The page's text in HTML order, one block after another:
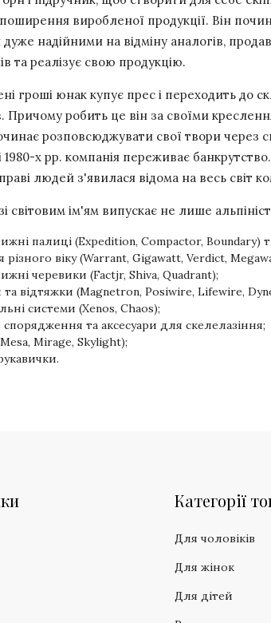
виробленої продукції. Він
надійними на відміну аналогів,
та реалізує свою продукцію.
гроші юнак купує прес і переходить до
Причому робить це він за своїми
розповсюджувати свої твори через
1980-х рр. компанія переживає
людей з'явилася відома на весь світ
світовим ім'ям випускає не лише
палиці (Expedition, Compactor, Boundary)
різного віку (Warrant, Gigawatt, Verdict,
черевики (Factjr, Shiva, Quadrant);
та відтяжки (Magnetron, Posiwire, Lifewire,
системи (Xenos, Chaos);
та аксесуари для скелелазіння;
Mirage, Skylight);
Категорії
Для чоловіків
Для жінок
Для дітей